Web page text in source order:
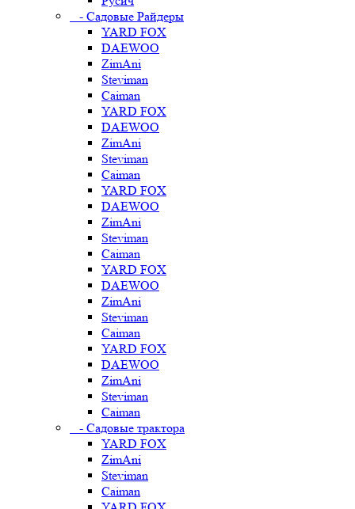
- Садовые Райдеры
YARD FOX
DAEWOO
ZimAni
Steviman
Caiman
YARD FOX
DAEWOO
ZimAni
Steviman
Caiman
YARD FOX
DAEWOO
ZimAni
Steviman
Caiman
YARD FOX
DAEWOO
ZimAni
Steviman
Caiman
YARD FOX
DAEWOO
ZimAni
Steviman
Caiman
- Садовые трактора
YARD FOX
ZimAni
Steviman
Caiman